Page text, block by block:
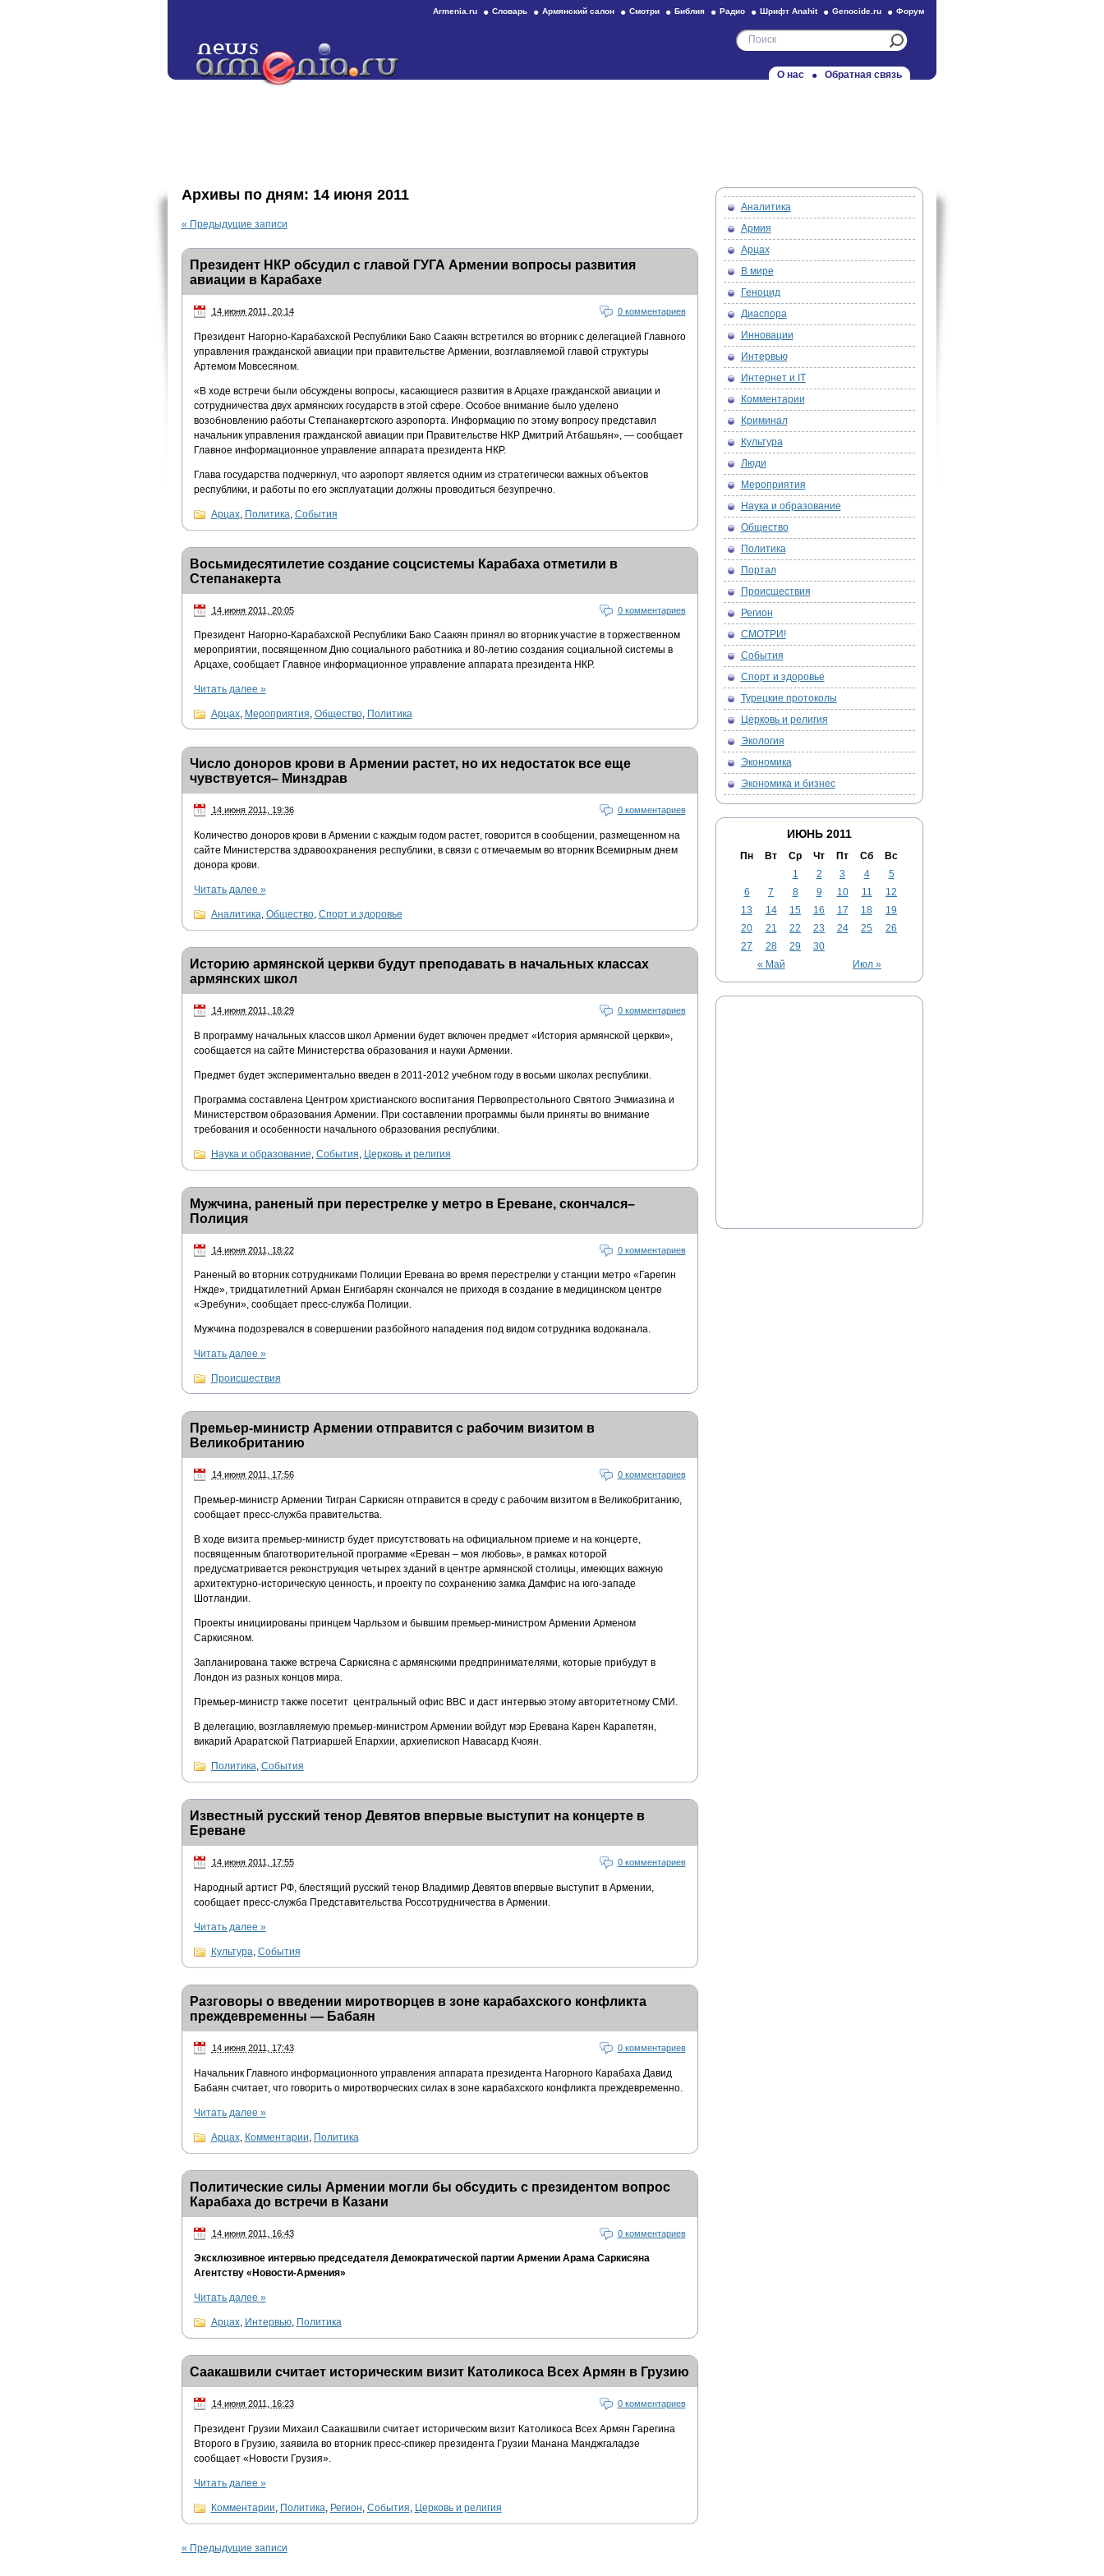
Armenia.ru Словарь Армянский салон Смотри Библия Радио Шрифт Anahit Genocide.ru Форум
О нас Обратная связь
Архивы по дням: 14 июня 2011
« Предыдущие записи
Президент НКР обсудил с главой ГУГА Армении вопросы развития
авиации в Карабахе
14 июня 2011, 20:14 0 комментариев
Президент Нагорно-Карабахской Республики Бако Саакян встретился во вторник с делегацией Главного
управления гражданской авиации при правительстве Армении, возглавляемой главой структуры
Артемом Мовсесяном.
«В ходе встречи были обсуждены вопросы, касающиеся развития в Арцахе гражданской авиации и
сотрудничества двух армянских государств в этой сфере. Особое внимание было уделено
возобновлению работы Степанакертского аэропорта. Информацию по этому вопросу представил
начальник управления гражданской авиации при Правительстве НКР Дмитрий Атбашьян», — сообщает
Главное информационное управление аппарата президента НКР.
Глава государства подчеркнул, что аэропорт является одним из стратегически важных объектов
республики, и работы по его эксплуатации должны проводиться безупречно.
Арцах, Политика События
Восьмидесятилетие создание соцсистемы Карабаха отметили в
Степанакерта
14 июня 2011, 20:05 0 комментариев
Президент Нагорно-Карабахской Республики Бако Саакян принял во вторник участие в торжественном
мероприятии, посвященном Дню социального работника и 80-летию создания социальной системы в
Арцахе, сообщает Главное информационное управление аппарата президента НКР.
Читать далее »
Арцах, Мероприятия, Общество, Политика
Число доноров крови в Армении растет, но их недостаток все еще
чувствуется– Минздрав
14 июня 2011, 19:36 0 комментариев
Количество доноров крови в Армении с каждым годом растет, говорится в сообщении, размещенном на
сайте Министерства здравоохранения республики, в связи с отмечаемым во вторник Всемирным днем
донора крови.
Читать далее »
Аналитика, Общество, Спорт и здоровье
Историю армянской церкви будут преподавать в начальных классах
армянских школ
14 июня 2011, 18:29 0 комментариев
В программу начальных классов школ Армении будет включен предмет «История армянской церкви»,
сообщается на сайте Министерства образования и науки Армении.
Предмет будет экспериментально введен в 2011-2012 учебном году в восьми школах республики.
Программа составлена Центром христианского воспитания Первопрестольного Святого Эчмиазина и
Министерством образования Армении. При составлении программы были приняты во внимание
требования и особенности начального образования республики.
Наука и образование События Церковь и религия
Мужчина, раненый при перестрелке у метро в Ереване, скончался–
Полиция
14 июня 2011, 18:22 0 комментариев
Раненый во вторник сотрудниками Полиции Еревана во время перестрелки у станции метро «Гарегин
Нжде», тридцатилетний Арман Енгибарян скончался не приходя в создание в медицинском центре
«Эребуни», сообщает пресс-служба Полиции.
Мужчина подозревался в совершении разбойного нападения под видом сотрудника водоканала.
Читать далее »
Происшествия
Премьер-министр Армении отправится с рабочим визитом в
Великобританию
14 июня 2011, 17:56 0 комментариев
Премьер-министр Армении Тигран Саркисян отправится в среду с рабочим визитом в Великобританию,
сообщает пресс-служба правительства.
В ходе визита премьер-министр будет присутствовать на официальном приеме и на концерте,
посвященным благотворительной программе «Ереван – моя любовь», в рамках которой
предусматривается реконструкция четырех зданий в центре армянской столицы, имеющих важную
архитектурно-историческую ценность, и проекту по сохранению замка Дамфис на юго-западе
Шотландии.
Проекты инициированы принцем Чарльзом и бывшим премьер-министром Армении Арменом
Саркисяном.
Запланирована также встреча Саркисяна с армянскими предпринимателями, которые прибудут в
Лондон из разных концов мира.
Премьер-министр также посетит центральный офис BBC и даст интервью этому авторитетному СМИ.
В делегацию, возглавляемую премьер-министром Армении войдут мэр Еревана Карен Карапетян,
викарий Араратской Патриаршей Епархии, архиепископ Навасард Кчоян.
Политика, События
Известный русский тенор Девятов впервые выступит на концерте в
Ереване
14 июня 2011, 17:55 0 комментариев
Народный артист РФ, блестящий русский тенор Владимир Девятов впервые выступит в Армении,
сообщает пресс-служба Представительства Россотрудничества в Армении.
Читать далее »
Культура, События
Разговоры о введении миротворцев в зоне карабахского конфликта
преждевременны — Бабаян
14 июня 2011, 17:43 0 комментариев
Начальник Главного информационного управления аппарата президента Нагорного Карабаха Давид
Бабаян считает, что говорить о миротворческих силах в зоне карабахского конфликта преждевременно.
Читать далее »
Арцах, Комментарии Политика
Политические силы Армении могли бы обсудить с президентом вопрос
Карабаха до встречи в Казани
14 июня 2011, 16:43 0 комментариев
Эксклюзивное интервью председателя Демократической партии Армении Арама Саркисяна
Агентству «Новости-Армения»
Читать далее »
Арцах, Интервью, Политика
Саакашвили считает историческим визит Католикоса Всех Армян в Грузию
14 июня 2011, 16:23 0 комментариев
Президент Грузии Михаил Саакашвили считает историческим визит Католикоса Всех Армян Гарегина
Второго в Грузию, заявила во вторник пресс-спикер президента Грузии Манана Манджгаладзе
сообщает «Новости Грузия».
Читать далее »
Комментарии, Политика, Регион, События, Церковь и религия
« Предыдущие записи
Аналитика
Армия
Арцах
В мире
Геноцид
Диаспора
Инновации
Интервью
Интернет и IT
Комментарии
Криминал
Культура
Люди
Мероприятия
Наука и образование
Общество
Политика
Портал
Происшествия
Регион
СМОТРИ!
События
Спорт и здоровье
Турецкие протоколы
Церковь и религия
Экология
Экономика
Экономика и бизнес
ИЮНЬ 2011
Пн Вт Ср Чт Пт Сб Вс
« Май Июл »
1 2 3 4
5
6
7 8 9 10 11
12
13
14 15 16 17 18
19
20
21 22 23 24 25
26
27
28 29 30